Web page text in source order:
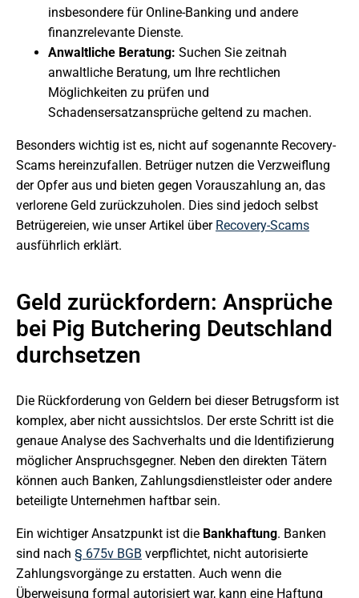
insbesondere für Online-Banking und andere
finanzrelevante Dienste.
Anwaltliche Beratung: Suchen Sie zeitnah
anwaltliche Beratung, um Ihre rechtlichen
Möglichkeiten zu prüfen und
Schadensersatzansprüche geltend zu machen.
Besonders wichtig ist es, nicht auf sogenannte Recovery-
Scams hereinzufallen. Betrüger nutzen die Verzweiflung
der Opfer aus und bieten gegen Vorauszahlung an, das
verlorene Geld zurückzuholen. Dies sind jedoch selbst
Betrügereien, wie unser Artikel über Recovery-Scams
ausführlich erklärt.
Geld zurückfordern: Ansprüche
bei Pig Butchering Deutschland
durchsetzen
Die Rückforderung von Geldern bei dieser Betrugsform ist
komplex, aber nicht aussichtslos. Der erste Schritt ist die
genaue Analyse des Sachverhalts und die Identifizierung
möglicher Anspruchsgegner. Neben den direkten Tätern
können auch Banken, Zahlungsdienstleister oder andere
beteiligte Unternehmen haftbar sein.
Ein wichtiger Ansatzpunkt ist die Bankhaftung. Banken
sind nach § 675v BGB verpflichtet, nicht autorisierte
Zahlungsvorgänge zu erstatten. Auch wenn die
Überweisung formal autorisiert war, kann eine Haftung